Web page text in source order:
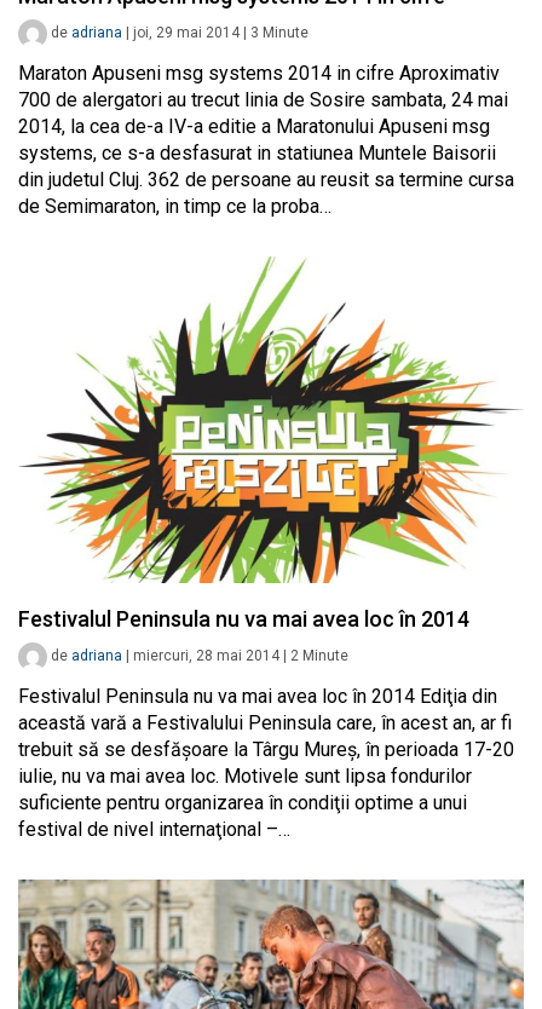
de adriana joi, 29 mai 2014 3 Minute
Maraton Apuseni msg systems 2014 in cifre Aproximativ
700 de alergatori au trecut linia de Sosire sambata, 24 mai
2014, la cea de-a IV-a editie a Maratonului Apuseni msg
systems, ce s-a desfasurat in statiunea Muntele Baisorii
din judetul Cluj. 362 de persoane au reusit sa termine cursa
de Semimaraton, in timp ce la proba…
Festivalul Peninsula nu va mai avea loc în 2014
de adriana miercuri, 28 mai 2014 2 Minute
Festivalul Peninsula nu va mai avea loc în 2014 Ediţia din
această vară a Festivalului Peninsula care, în acest an, ar fi
trebuit să se desfăşoare la Târgu Mureş, în perioada 17-20
iulie, nu va mai avea loc. Motivele sunt lipsa fondurilor
suficiente pentru organizarea în condiţii optime a unui
festival de nivel internaţional –…